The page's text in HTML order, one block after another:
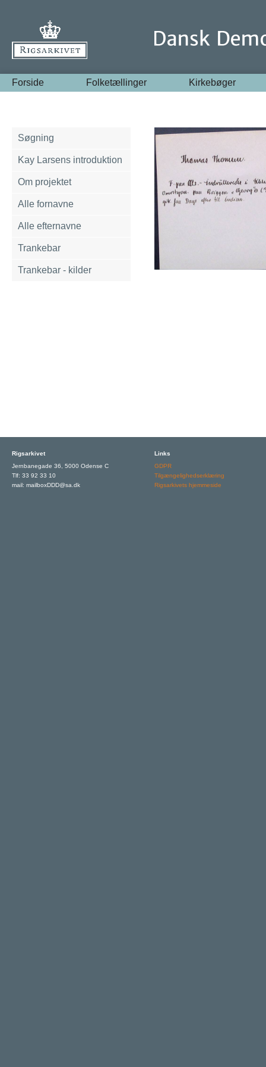
Forside Folketællinger Kirkebøger
Søgning
Kay Larsens introduktion
Om projektet
Alle fornavne
Alle efternavne
Trankebar
Trankebar - kilder
Rigsarkivet
Jernbanegade 36, 5000 Odense C
Tlf: 33 92 33 10
mail: mailboxDDD@sa.dk
Links
GDPR
Tilgængelighedserklæring
Rigsarkivets hjemmeside